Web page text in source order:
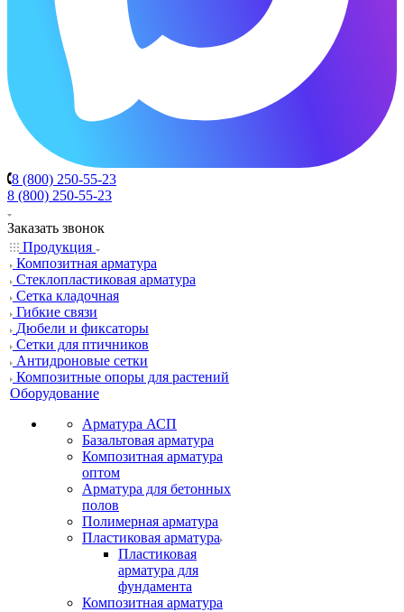
8 (800) 250-55-23
8 (800) 250-55-23
Заказать звонок
Продукция
Композитная арматура
Cтеклопластиковая арматура
Сетка кладочная
Гибкие связи
Дюбели и фиксаторы
Сетки для птичников
Антидроновые сетки
Композитные опоры для растений
Оборудование
Арматура АСП
Базальтовая арматура
Композитная арматура
оптом
Арматура для бетонных
полов
Полимерная арматура
Пластиковая арматура
Пластиковая
арматура для
фундамента
Композитная арматура